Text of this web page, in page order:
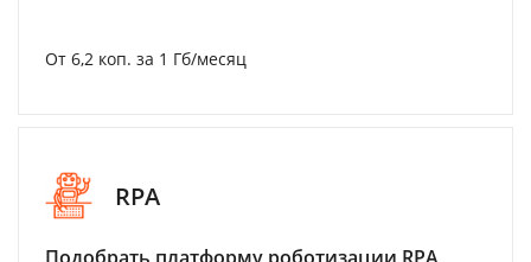
От 6,2 коп. за 1 Гб/месяц
RPA